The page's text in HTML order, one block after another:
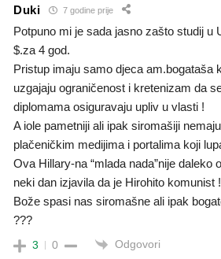
Duki 7 godine prije
Potpuno mi je sada jasno zašto studij u
$.za 4 god.
Pristup imaju samo djeca am.bogataša
uzgajaju ograničenost i kretenizam da
diplomama osiguravaju upliv u vlasti !
A iole pametniji ali ipak siromašiji
plačeničkim medijima i portalima koji
Ova Hillary-na “mlada nada”nije daleko
neki dan izjavila da je Hirohito komunist !
Bože spasi nas siromašne ali ipak
???
3 0 Odgovori